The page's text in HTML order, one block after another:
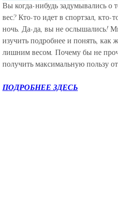
Вы когда-нибудь задумывались о
вес? Кто-то идет в спортзал, кто-
ночь. Да-да, вы не ослышались!
изучить подробнее и понять, как
лишним весом. Почему бы не
получить максимальную пользу
ПОДРОБНЕЕ ЗДЕСЬ